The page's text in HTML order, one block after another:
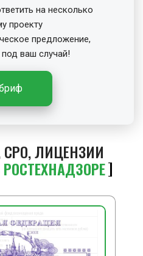
на несколько
проекту
предложение,
ваш случай!
ЛИЦЕНЗИИ